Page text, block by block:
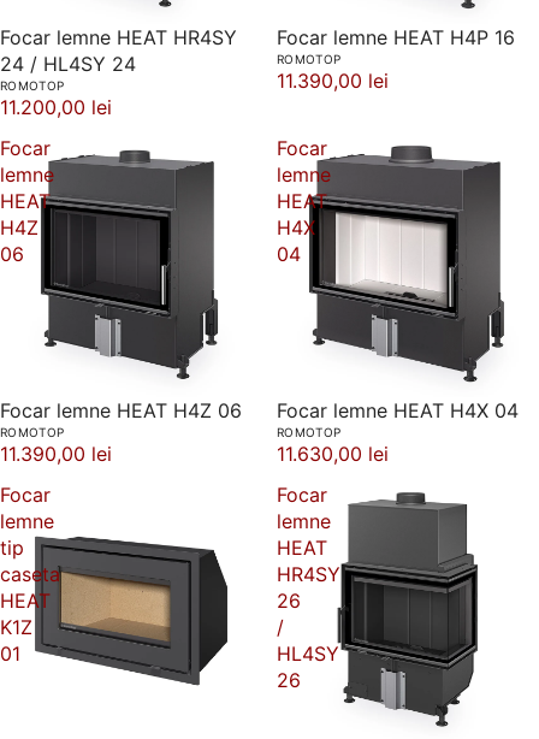
Focar lemne HEAT HR4SY
24 / HL4SY 24
ROMOTOP
11.200,00 lei
Focar lemne HEAT H4P 16
ROMOTOP
11.390,00 lei
Focar
lemne
HEAT
H4Z
06
Focar lemne HEAT H4Z 06
ROMOTOP
11.390,00 lei
Focar
lemne
HEAT
H4X
04
Focar lemne HEAT H4X 04
ROMOTOP
11.630,00 lei
Focar
lemne
tip
caseta
HEAT
K1Z
01
Focar
lemne
HEAT
HR4SY
26
/
HL4SY
26